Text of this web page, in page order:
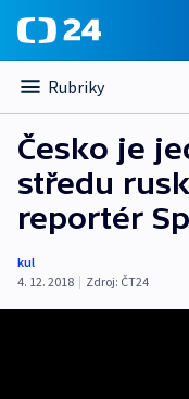
Rubriky
Česko je
středu
reportér
kul
4. 12. 2018 | Zdroj: ČT24